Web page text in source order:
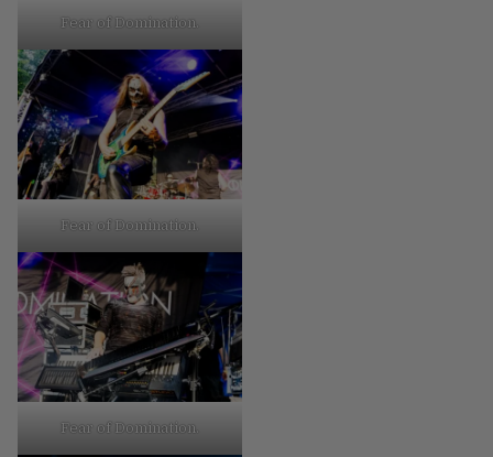
Fear of Domination.
Fear of Domination.
Fear of Domination.